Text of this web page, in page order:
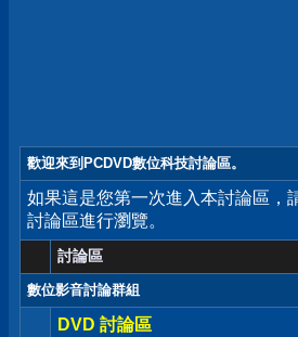
歡迎來到PCDVD數位科技討論區。
如果這是您第一次進入本討論區，
討論區進行瀏覽。
討論區
數位影音討論群組
DVD 討論區